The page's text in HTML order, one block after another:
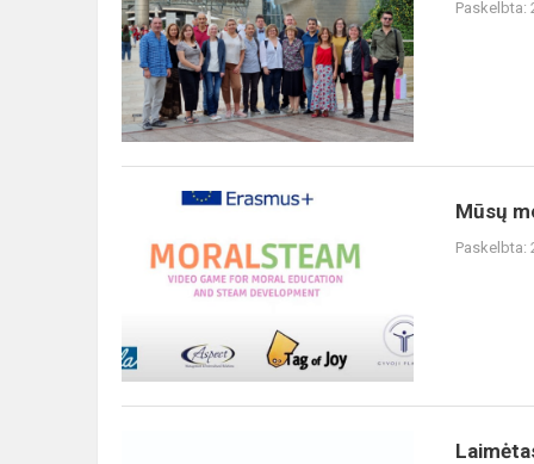
„Erasmus+“
KA220
projektas
CT&MathABLE
Paskelbta:
prisidėjo
tarptautinio
proj...
Mūsų
Paskelbta: